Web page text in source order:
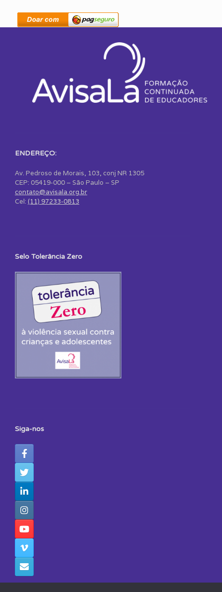
ENDEREÇO:
Av. Pedroso de Morais, 103, conj NR 1305
CEP: 05419-000 – São Paulo – SP
contato@avisala.org.br
Cel: (11) 97233-0813
Selo Tolerância Zero
Siga-nos